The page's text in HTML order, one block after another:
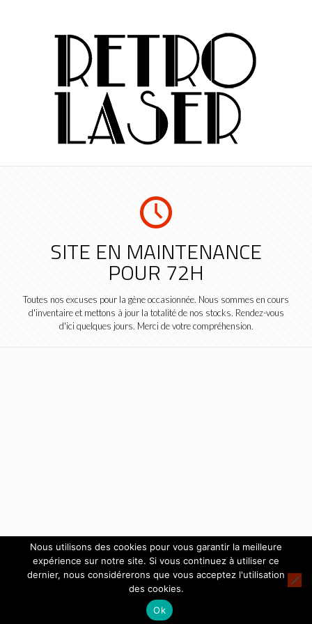
SITE EN MAINTENANCE
POUR 72H
Toutes nos excuses pour la gène occasionnée. Nous sommes en cours
d'inventaire et mettons à jour la totalité de nos stocks. Rendez-vous
d'ici quelques jours. Merci de votre compréhension.
Nous utilisons des cookies pour vous garantir la meilleure
expérience sur notre site. Si vous continuez à utiliser ce
dernier, nous considérerons que vous acceptez l'utilisation
des cookies.
Ok